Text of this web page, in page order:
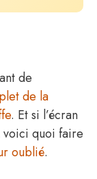
de
de la
. Et si l’écran
voici quoi faire
oublié.